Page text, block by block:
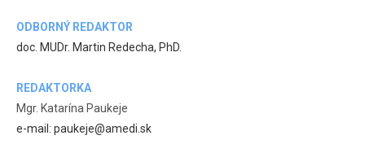
ODBORNÝ REDAKTOR
doc. MUDr. Martin Redecha, PhD.
REDAKTORKA
Mgr. Katarína Paukeje
e-mail: paukeje@amedi.sk